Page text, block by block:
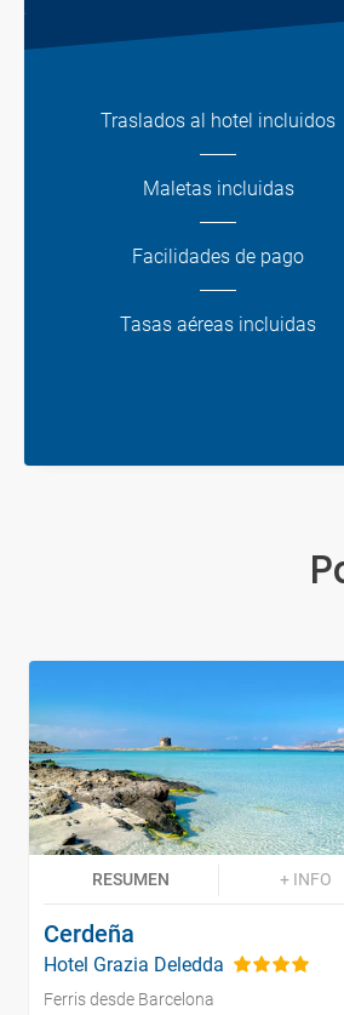
Traslados al hotel incluidos
Maletas incluidas
Facilidades de pago
Tasas aéreas incluidas
RESUMEN + INFO
Cerdeña
Hotel Grazia Deledda
Ferris desde Barcelona